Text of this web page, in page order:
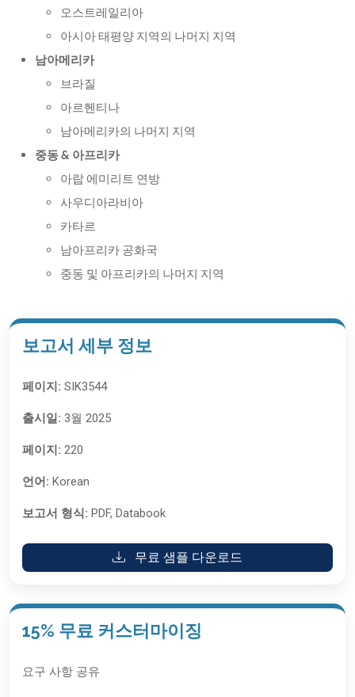
오스트레일리아
아시아 태평양 지역의 나머지 지역
남아메리카
브라질
아르헨티나
남아메리카의 나머지 지역
중동 & 아프리카
아랍 에미리트 연방
사우디아라비아
카타르
남아프리카 공화국
중동 및 아프리카의 나머지 지역
보고서 세부 정보
페이지: SIK3544
출시일: 3월 2025
페이지: 220
언어: Korean
보고서 형식: PDF, Databook
무료 샘플 다운로드
15% 무료 커스터마이징
요구 사항 공유